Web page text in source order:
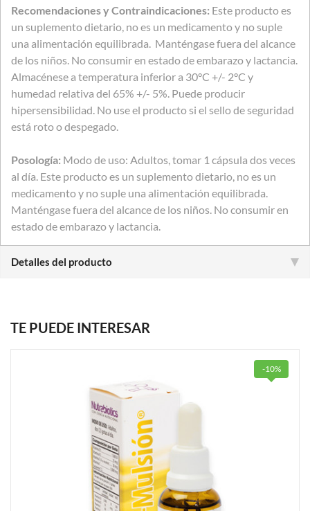
Recomendaciones y Contraindicaciones: Este producto es
un suplemento dietario, no es un medicamento y no suple
una alimentación equilibrada. Manténgase fuera del alcance
de los niños. No consumir en estado de embarazo y lactancia.
Almacénese a temperatura inferior a 30°C +/- 2°C y
humedad relativa del 65% +/- 5%. Puede producir
hipersensibilidad. No use el producto si el sello de seguridad
está roto o despegado.
Posología: Modo de uso: Adultos, tomar 1 cápsula dos veces
al día. Este producto es un suplemento dietario, no es un
medicamento y no suple una alimentación equilibrada.
Manténgase fuera del alcance de los niños. No consumir en
estado de embarazo y lactancia.
Detalles del producto
TE PUEDE INTERESAR
-10%